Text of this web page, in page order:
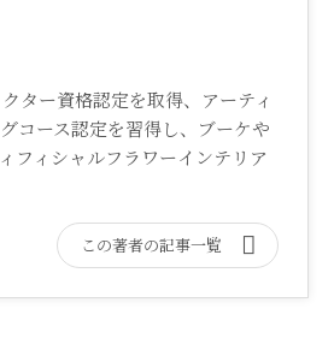
ター資格認定を取得、アーティ
コース認定を習得し、ブーケや
フィシャルフラワーインテリア
この著者の記事一覧